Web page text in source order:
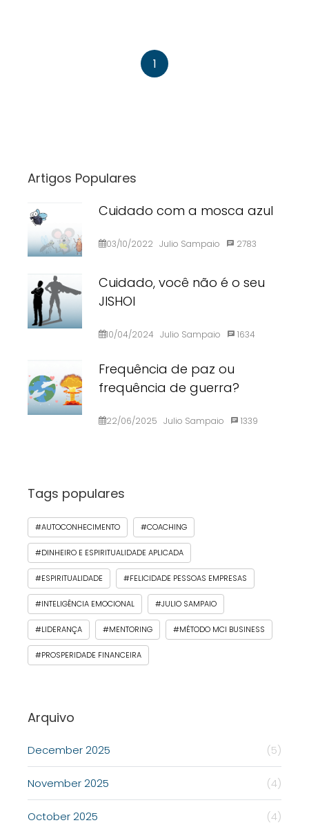
1
Artigos Populares
Cuidado com a mosca azul
03/10/2022 Julio Sampaio 2783
Cuidado, você não é o seu
JISHOI
10/04/2024 Julio Sampaio 1634
Frequência de paz ou
frequência de guerra?
22/06/2025 Julio Sampaio 1339
Tags populares
#AUTOCONHECIMENTO #COACHING
#DINHEIRO E ESPIRITUALIDADE APLICADA
#ESPIRITUALIDADE #FELICIDADE PESSOAS EMPRESAS
#INTELIGÊNCIA EMOCIONAL #JULIO SAMPAIO
#LIDERANÇA #MENTORING #MÉTODO MCI BUSINESS
#PROSPERIDADE FINANCEIRA
Arquivo
December 2025 (5)
November 2025 (4)
October 2025 (4)